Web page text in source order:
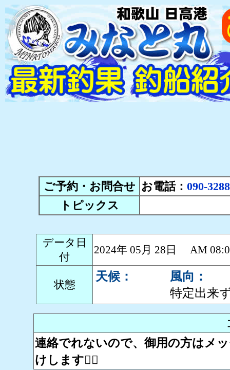
ご予約・お問合せ お電話： 090-
トピックス
データ日
付
2024年 05月 28日 AM
状態
天候：
風向：
特定出来
連絡でれないので、御用の方はメ
けします🙇‍♂️